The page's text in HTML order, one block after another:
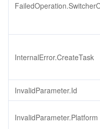
InternalError.CreateTask
InvalidParameter.Id
InvalidParameter.Platform